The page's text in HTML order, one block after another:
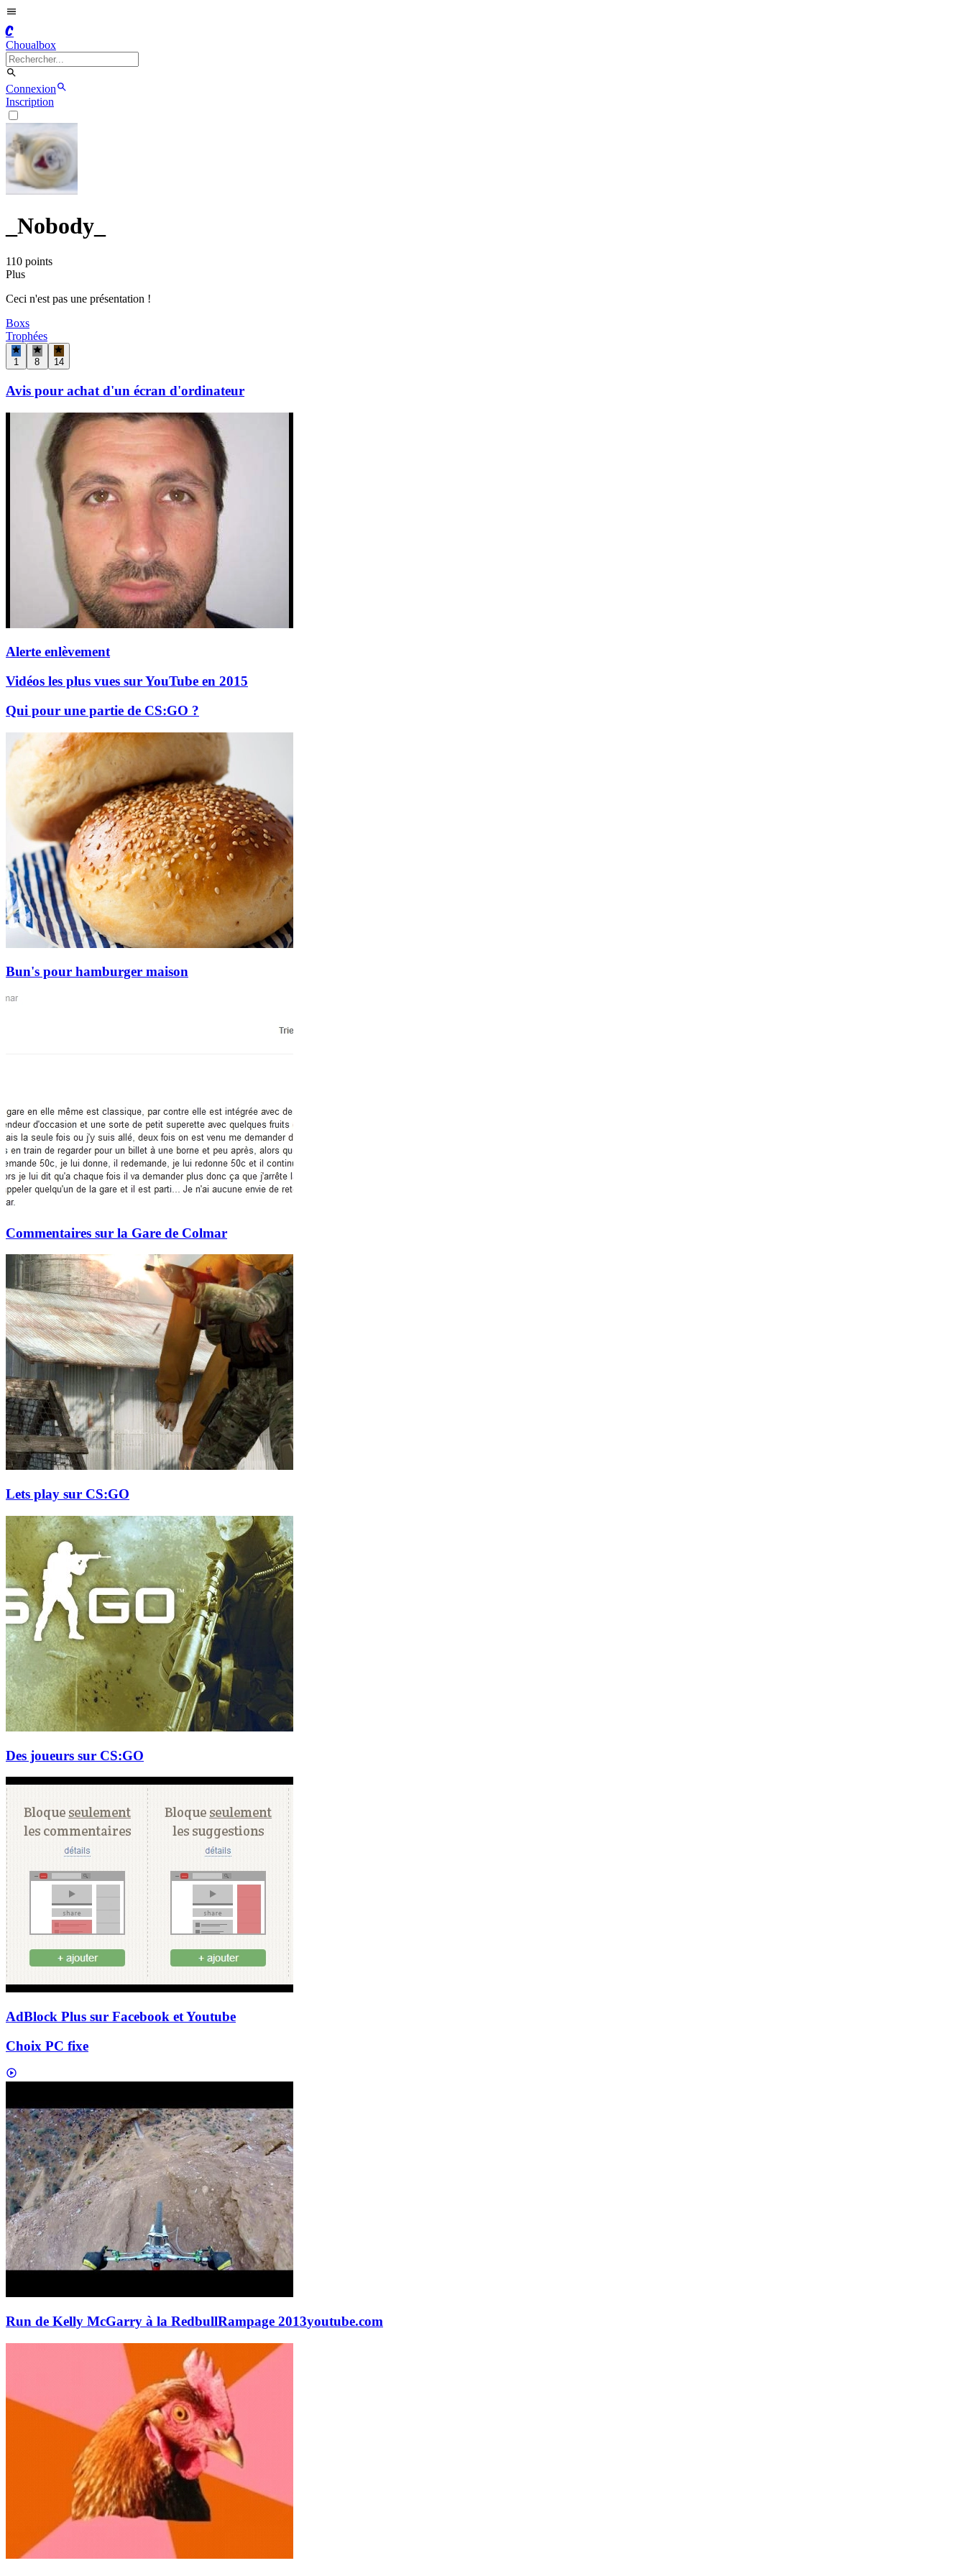
C
Choualbox
Connexion
Inscription
_Nobody_
110 points
Plus
Ceci n'est pas une présentation !
Boxs
Trophées
1 8 14
Avis pour achat d'un écran d'ordinateur
Alerte enlèvement
Vidéos les plus vues sur YouTube en 2015
Qui pour une partie de CS:GO ?
Bun's pour hamburger maison
Commentaires sur la Gare de Colmar
Lets play sur CS:GO
Des joueurs sur CS:GO
AdBlock Plus sur Facebook et Youtube
Choix PC fixe
Run de Kelly McGarry à la RedbullRampage 2013youtube.com